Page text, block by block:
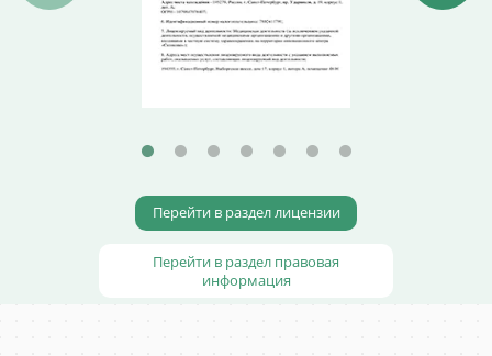
Перейти в раздел лицензии
Перейти в раздел правовая
информация